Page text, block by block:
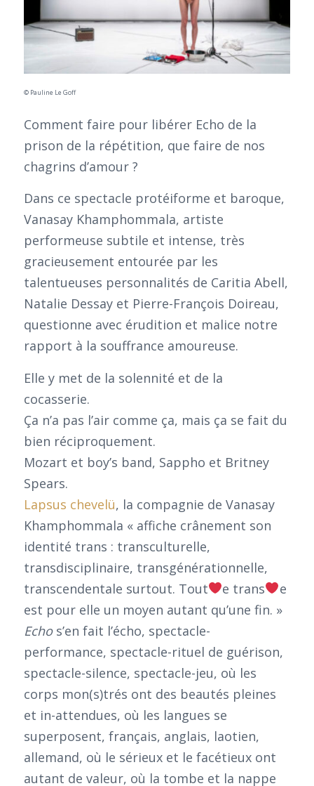
© Pauline Le Goff
Comment faire pour libérer Echo de la
prison de la répétition, que faire de nos
chagrins d’amour ?
Dans ce spectacle protéiforme et baroque,
Vanasay Khamphommala, artiste
performeuse subtile et intense, très
gracieusement entourée par les
talentueuses personnalités de Caritia Abell,
Natalie Dessay et Pierre-François Doireau,
questionne avec érudition et malice notre
rapport à la souffrance amoureuse.
Elle y met de la solennité et de la
cocasserie.
Ça n’a pas l’air comme ça, mais ça se fait du
bien réciproquement.
Mozart et boy’s band, Sappho et Britney
Spears.
Lapsus chevelü, la compagnie de Vanasay
Khamphommala « affiche crânement son
identité trans : transculturelle,
transdisciplinaire, transgénérationnelle,
transcendentale surtout. Tout
e trans
e
est pour elle un moyen autant qu’une fin. »
Echos’en fait l’écho, spectacle-
performance, spectacle-rituel de guérison,
spectacle-silence, spectacle-jeu, où les
corps mon(s)trés ont des beautés pleines
et in-attendues, où les langues se
superposent, français, anglais, laotien,
allemand, où le sérieux et le facétieux ont
autant de valeur, où la tombe et la nappe